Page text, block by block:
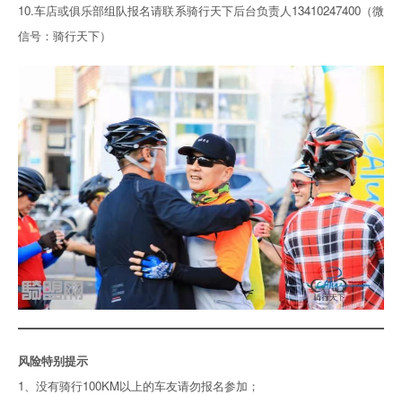
10.车店或俱乐部组队报名请联系骑行天下后台负责人13410247400（微
信号：骑行天下）
风险特别提示
1、没有骑行100KM以上的车友请勿报名参加；